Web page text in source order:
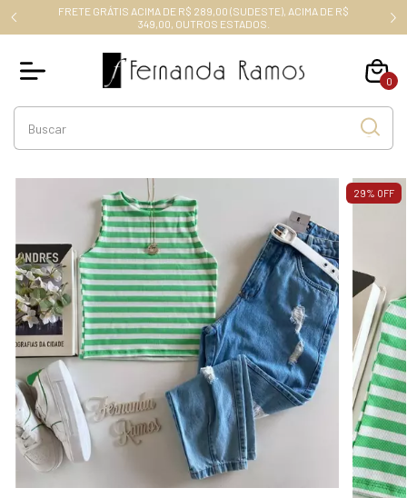
FRETE GRÁTIS ACIMA DE R$ 289,00 (SUDESTE), ACIMA DE R$
349,00, OUTROS ESTADOS.
0
29% OFF